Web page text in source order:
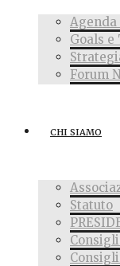
Agenda
Goals
Forum
CHI SIAMO
Statuto